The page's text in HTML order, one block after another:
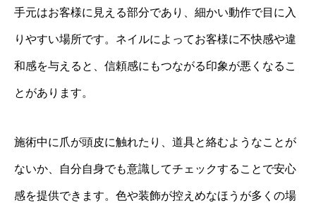
手元はお客様に見える部分であり、細かい動作で目に入
りやすい場所です。ネイルによってお客様に不快感や違
和感を与えると、信頼感にもつながる印象が悪くなるこ
とがあります。
施術中に爪が頭皮に触れたり、道具と絡むようなことが
ないか、自分自身でも意識してチェックすることで安心
感を提供できます。色や装飾が控えめなほうが多くの場